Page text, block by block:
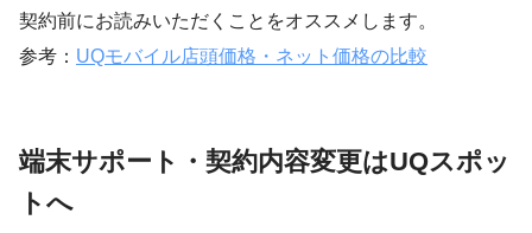
契約前にお読みいただくことをオススメします。
参考： UQモバイル店頭価格・ネット価格の比較
端末サポート・契約内容変更はUQスポッ
トへ